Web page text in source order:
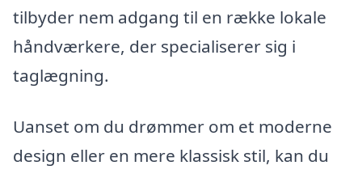
tilbyder nem adgang til en række lokale
håndværkere, der specialiserer sig i
taglægning.
Uanset om du drømmer om et moderne
design eller en mere klassisk stil, kan du